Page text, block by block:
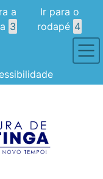
a
3
Ir para o
rodapé 4